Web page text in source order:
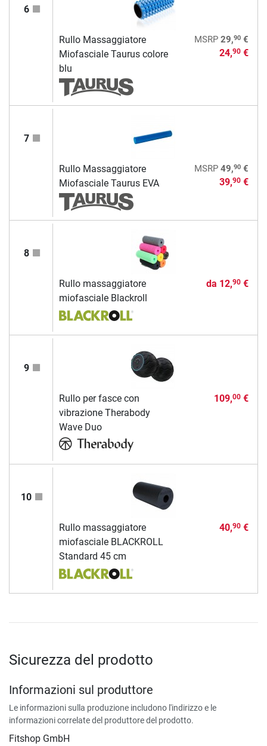
6
Rullo Massaggiatore
Miofasciale Taurus colore
blu
MSRP 29,90€
24,90€
7
Rullo Massaggiatore
Miofasciale Taurus EVA
MSRP 49,90€
39,90€
8
Rullo massaggiatore
miofasciale Blackroll
da 12,90€
9
Rullo per fasce con
vibrazione Therabody
Wave Duo
109,00€
10
Rullo massaggiatore
miofasciale BLACKROLL
Standard 45 cm
40,90€
Sicurezza del prodotto
Informazioni sul produttore
Le informazioni sulla produzione includono l'indirizzo e le
informazioni correlate del produttore del prodotto.
Fitshop GmbH